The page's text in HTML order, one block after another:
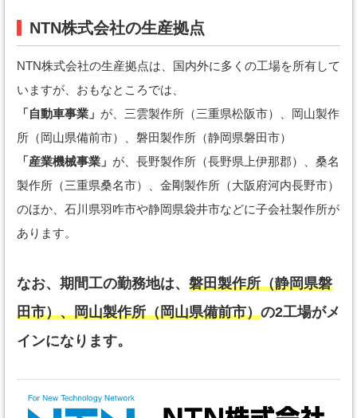
NTN株式会社の生産拠点
NTN株式会社の生産拠点は、国内外に多くの工場を所有して
いますが、おもなところでは、
「自動車事業」 が、三雲製作所（三重県松阪市）、岡山製作
所（岡山県備前市）、磐田製作所（静岡県磐田市）
「産業機械事業」 が、長野製作所（長野県上伊那郡）、桑名
製作所（三重県桑名市）、金剛製作所（大阪府河内長野市）
のほか、石川県羽咋市や静岡県袋井市などに子会社製作所が
あります。
なお、期間工の勤務地は、 磐田製作所（静岡県磐
田市）、岡山製作所（岡山県備前市）の2工場がメ
インになります。